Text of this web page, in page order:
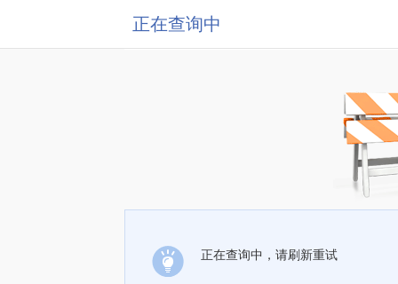
正在查询中
正在查询中，请刷新重试